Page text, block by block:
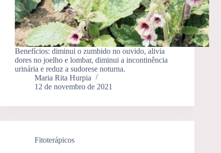
Benefícios: diminui o zumbido no ouvido, alivia
dores no joelho e lombar, diminui a incontinência
urinária e reduz a sudorese noturna.
Maria Rita Hurpia
12 de novembro de 2021
Fitoterápicos